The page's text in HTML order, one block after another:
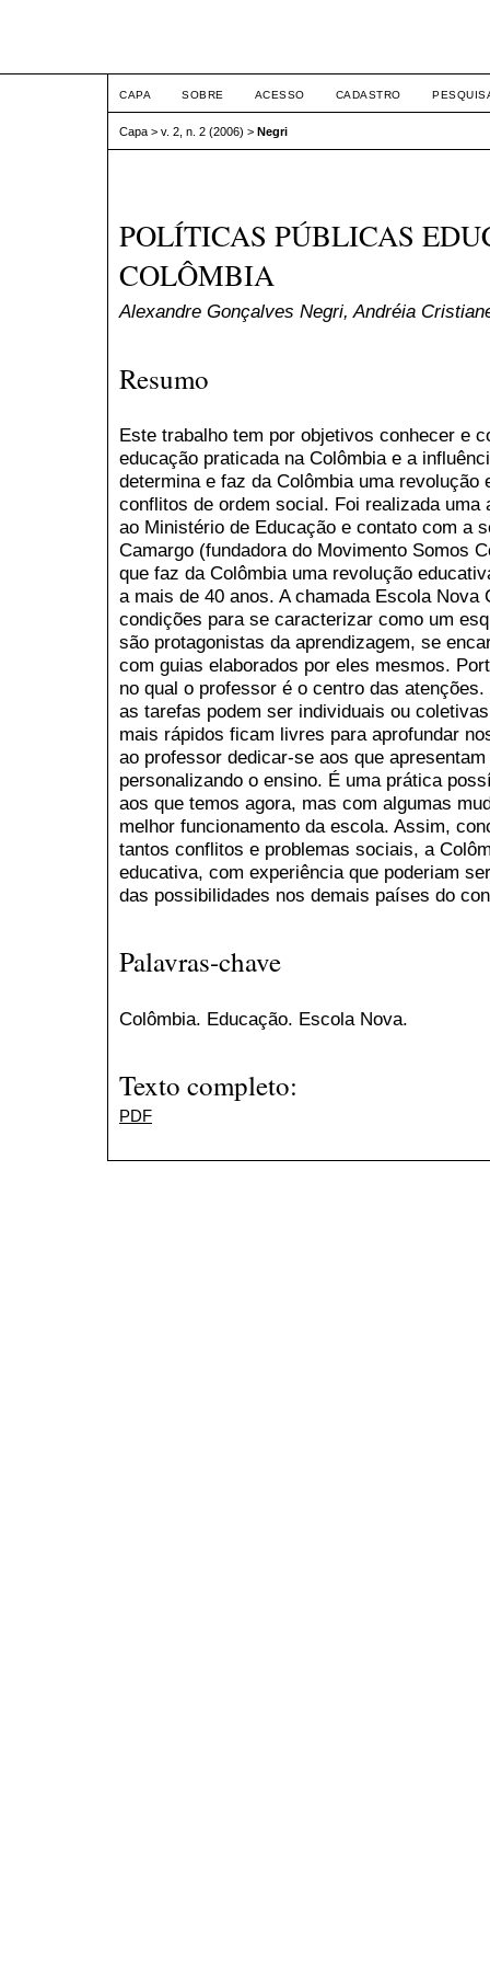
CAPA SOBRE ACESSO CADASTRO
Capa > v. 2, n. 2 (2006) > Negri
POLÍTICAS PÚBLICAS
COLÔMBIA
Alexandre Gonçalves Negri, Andréia
Resumo
Este trabalho tem por objetivos conhecer e
educação praticada na Colômbia e a
determina e faz da Colômbia uma revolução
conflitos de ordem social. Foi realizada uma
ao Ministério de Educação e contato com a
Camargo (fundadora do Movimento Somos
que faz da Colômbia uma revolução
a mais de 40 anos. A chamada Escola Nova
condições para se caracterizar como um
são protagonistas da aprendizagem, se
com guias elaborados por eles mesmos.
no qual o professor é o centro das
as tarefas podem ser individuais ou
mais rápidos ficam livres para aprofundar
ao professor dedicar-se aos que
personalizando o ensino. É uma prática
aos que temos agora, mas com algumas
melhor funcionamento da escola. Assim,
tantos conflitos e problemas sociais, a
educativa, com experiência que poderiam
das possibilidades nos demais países do
Palavras-chave
Colômbia. Educação. Escola Nova.
Texto completo:
PDF